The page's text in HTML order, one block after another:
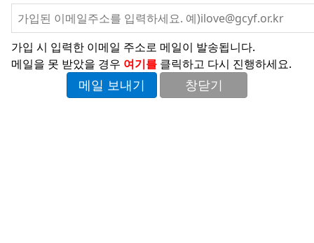
가입 시 입력한 이메일 주소로 메일이 발송됩니다.
메일을 못 받았을 경우 여기를 클릭하고 다시 진행하세요.
메일 보내기 창닫기